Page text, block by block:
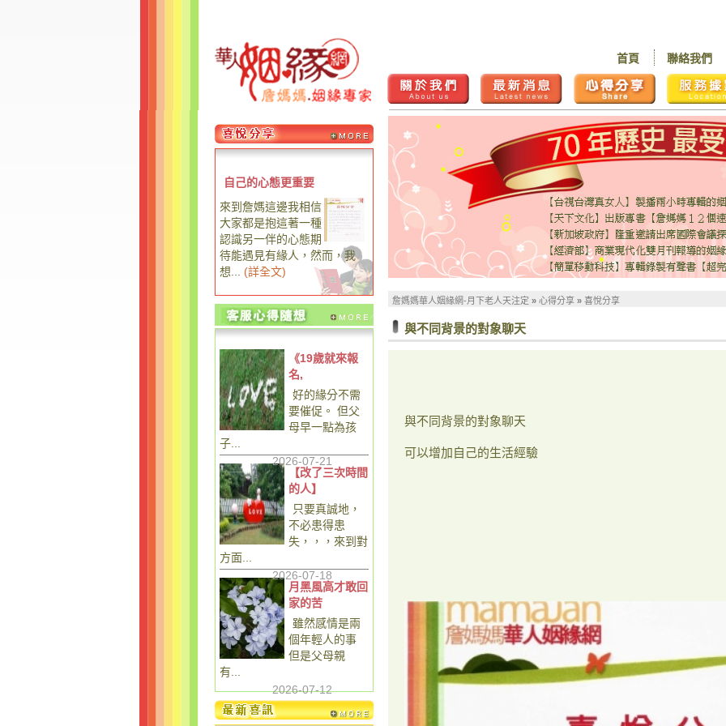
聯絡我們
首頁
自己的心態更重要
來到詹媽這邊我相信
大家都是抱這著一種
認識另一伴的心態期
待能遇見有緣人，然而，我
想...
(詳全文)
《19歲就來報
名,
好的緣分不需
要催促。 但父
母早一點為孩
子...
2026-07-21
【改了三次時間
的人】
只要真誠地，
不必患得患
失，，，來到對
方面...
2026-07-18
月黑風高才敢回
家的苦
雖然感情是兩
個年輕人的事
但是父母親
有...
2026-07-12
詹媽媽華人姻緣網-月下老人天注定 » 心得分享 » 喜悅分享
與不同背景的對象聊天
與不同背景的對象聊天
可以增加自己的生活經驗